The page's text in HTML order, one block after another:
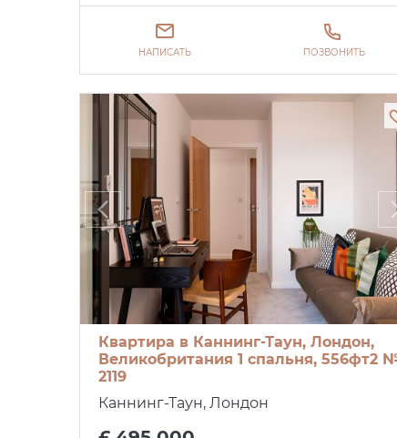
НАПИСАТЬ ПОЗВОНИТЬ
Квартира в Каннинг-Таун, Лондон,
Великобритания 1 спальня, 556фт2
2119
Каннинг-Таун, Лондон